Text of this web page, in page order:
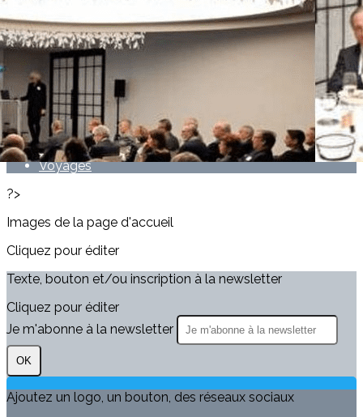
Exporter les lignes sélectionnées
Exporter toutes les colonnes
Exporter uniquement les colonnes affichées
Menu
<
>
Actualités
Voyages
?>
Images de la page d'accueil
Cliquez pour éditer
Texte, bouton et/ou inscription à la newsletter
Cliquez pour éditer
Je m'abonne à la newsletter
OK
Ajoutez un logo, un bouton, des réseaux sociaux